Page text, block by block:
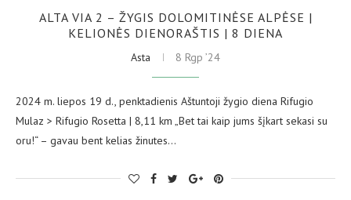
ALTA VIA 2 – ŽYGIS DOLOMITINĖSE ALPĖSE |
KELIONĖS DIENORAŠTIS | 8 DIENA
Asta 8 Rgp ’24
2024 m. liepos 19 d., penktadienis Aštuntoji žygio diena Rifugio
Mulaz > Rifugio Rosetta | 8,11 km „Bet tai kaip jums šįkart sekasi su
oru!“ – gavau bent kelias žinutes…